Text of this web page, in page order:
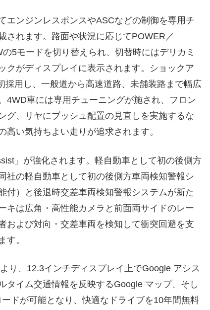
エンジンレスポンスやASCなどの制御を専用チ
されます。路面や状況に応じてPOWER／
5モードを切り替えられ、切替時にはデリカミ
クがディスプレイに表示されます。ショックア
採用し、一般道から高速道路、未舗装路まで幅広
4WD車には専用チューニングが施され、フロン
グ、リヤにブッシュ配置の見直しを実施するな
高い気持ちよい走りが追求されます。
」が強化されます。軽自動車として初の後側方
社の軽自動車として初の後側方車両検知警報シ
付）と後退時交差車両検知警報システムが新た
キは広角・高性能カメラと前面両サイドのレー
および対向・交差車両を検知して衝突回避を支
す。
り、12.3インチディスプレイ上でGoogle アシス
タイム交通情報を反映するGoogle マップ、そし
ドが可能となり、快適なドライブを10年間無料